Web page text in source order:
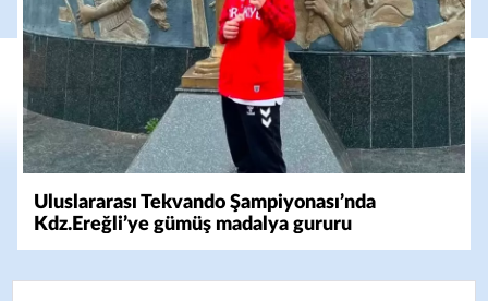
Uluslararası Tekvando Şampiyonası’nda
Kdz.Ereğli’ye gümüş madalya gururu